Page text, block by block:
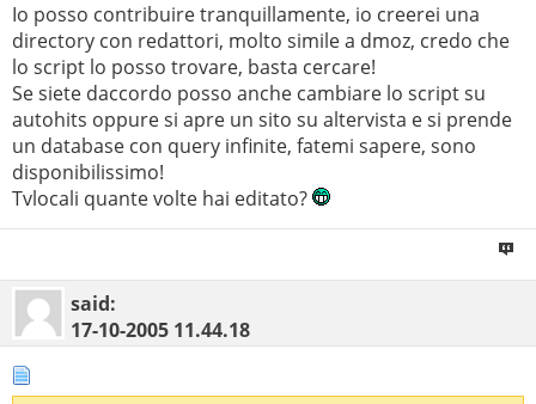
Io posso contribuire tranquillamente, io creerei una
directory con redattori, molto simile a dmoz, credo che
lo script lo posso trovare, basta cercare!
Se siete daccordo posso anche cambiare lo script su
autohits oppure si apre un sito su altervista e si prende
un database con query infinite, fatemi sapere, sono
disponibilissimo!
Tvlocali quante volte hai editato?
said:
17-10-2005 11.44.18